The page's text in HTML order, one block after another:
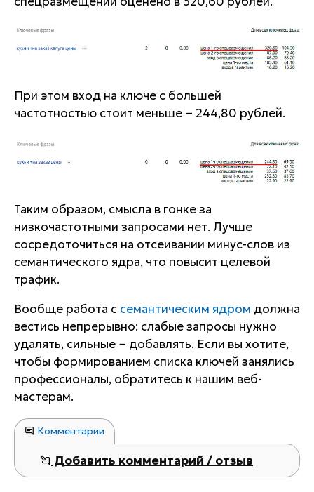
При этом вход на ключе с большей
частотностью стоит меньше − 244,80 рублей.
Таким образом, смысла в гонке за
низкочастотными запросами нет. Лучше
сосредоточиться на отсеивании минус-слов из
семантического ядра, что повысит целевой
трафик.
Вообще работа с семантическим ядром должна
вестись непрерывно: слабые запросы нужно
удалять, сильные − добавлять. Если вы хотите,
чтобы формированием списка ключей занялись
профессионалы, обратитесь к нашим веб-
мастерам.
Комментарии
Добавить комментарий / отзыв